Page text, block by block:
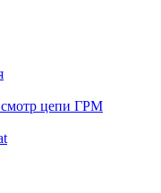
цепи ГРМ